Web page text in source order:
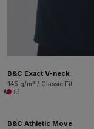
B&C Exact V-neck
145 g/m² / Classic Fit
+3
B&C Athletic Move